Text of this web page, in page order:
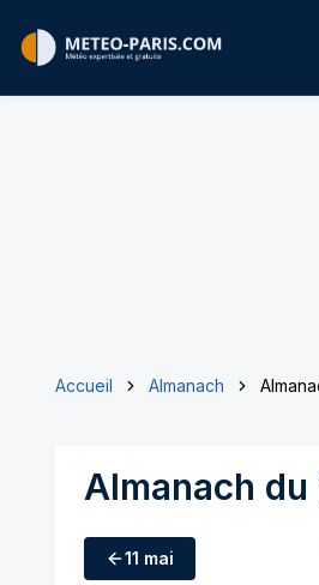
Accueil Almanach
Almanach du
11 mai